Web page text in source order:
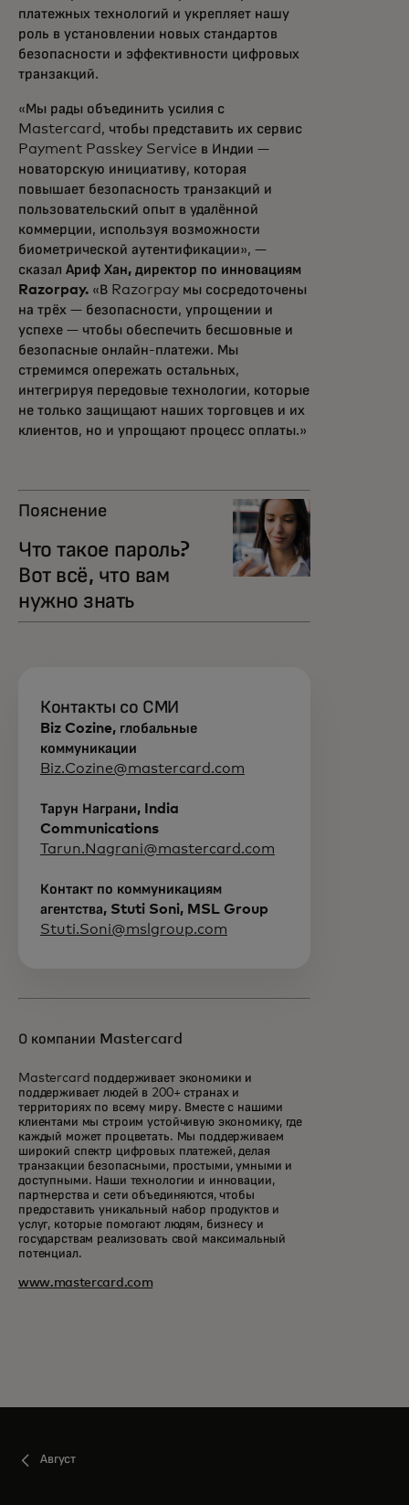
платежных технологий и укрепляет нашу
роль в установлении новых стандартов
безопасности и эффективности цифровых
транзакций.
«Мы рады объединить усилия с
Mastercard, чтобы представить их сервис
Payment Passkey Service в Индии —
новаторскую инициативу, которая
повышает безопасность транзакций и
пользовательский опыт в удалённой
коммерции, используя возможности
биометрической аутентификации», —
сказал Ариф Хан, директор по инновациям
Razorpay. «В Razorpay мы сосредоточены
на трёх — безопасности, упрощении и
успехе — чтобы обеспечить бесшовные и
безопасные онлайн-платежи. Мы
стремимся опережать остальных,
интегрируя передовые технологии, которые
не только защищают наших торговцев и их
клиентов, но и упрощают процесс оплаты.»
Пояснение
Что такое пароль?
Вот всё, что вам
нужно знать
Контакты со СМИ
Biz Cozine, глобальные
коммуникации
Biz.Cozine@mastercard.com
Тарун Награни, India
Communications
Tarun.Nagrani@mastercard.com
Контакт по коммуникациям
агентства, Stuti Soni, MSL Group
Stuti.Soni@mslgroup.com
О компании Mastercard
Mastercard поддерживает экономики и
поддерживает людей в 200+ странах и
территориях по всему миру. Вместе с нашими
клиентами мы строим устойчивую экономику, где
каждый может процветать. Мы поддерживаем
широкий спектр цифровых платежей, делая
транзакции безопасными, простыми, умными и
доступными. Наши технологии и инновации,
партнерства и сети объединяются, чтобы
предоставить уникальный набор продуктов и
услуг, которые помогают людям, бизнесу и
государствам реализовать свой максимальный
потенциал.
www.mastercard.com
Август